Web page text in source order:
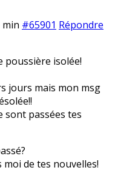
min #65901 Répondre
poussière isolée!
jours mais mon msg
sont passées tes
de tes nouvelles!